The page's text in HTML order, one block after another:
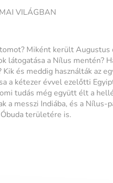
VILÁGBAN
Miként került Augustus
látogatása a Nílus mentén?
és meddig használták az
a kétezer évvel ezelőtti
tudás még együtt élt a
a messzi Indiába, és a Nílus-
területére is.